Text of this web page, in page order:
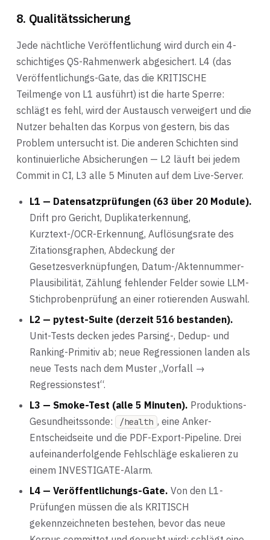
8. Qualitätssicherung
Jede nächtliche Veröffentlichung wird durch ein 4-
schichtiges QS-Rahmenwerk abgesichert. L4 (das
Veröffentlichungs-Gate, das die KRITISCHE
Teilmenge von L1 ausführt) ist die harte Sperre:
schlägt es fehl, wird der Austausch verweigert und die
Nutzer behalten das Korpus von gestern, bis das
Problem untersucht ist. Die anderen Schichten sind
kontinuierliche Absicherungen — L2 läuft bei jedem
Commit in CI, L3 alle 5 Minuten auf dem Live-Server.
L1 — Datensatzprüfungen (63 über 20 Module).
Drift pro Gericht, Duplikaterkennung,
Kurztext-/OCR-Erkennung, Auflösungsrate des
Zitationsgraphen, Abdeckung der
Gesetzesverknüpfungen, Datum-/Aktennummer-
Plausibilität, Zählung fehlender Felder sowie LLM-
Stichprobenprüfung an einer rotierenden Auswahl.
L2 — pytest-Suite (derzeit 516 bestanden).
Unit-Tests decken jedes Parsing-, Dedup- und
Ranking-Primitiv ab; neue Regressionen landen als
neue Tests nach dem Muster „Vorfall →
Regressionstest“.
L3 — Smoke-Test (alle 5 Minuten). Produktions-
Gesundheitssonde:
/health , eine Anker-
Entscheidseite und die PDF-Export-Pipeline. Drei
aufeinanderfolgende Fehlschläge eskalieren zu
einem INVESTIGATE-Alarm.
L4 — Veröffentlichungs-Gate. Von den L1-
Prüfungen müssen die als KRITISCH
gekennzeichneten bestehen, bevor das neue